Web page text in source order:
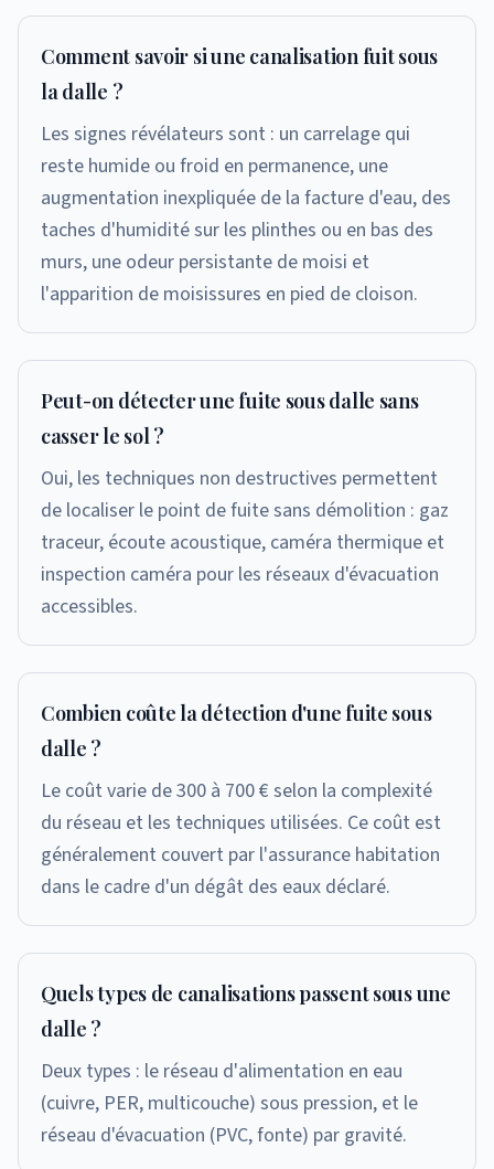
Comment savoir si une canalisation fuit sous
la dalle ?
Les signes révélateurs sont : un carrelage qui
reste humide ou froid en permanence, une
augmentation inexpliquée de la facture d'eau, des
taches d'humidité sur les plinthes ou en bas des
murs, une odeur persistante de moisi et
l'apparition de moisissures en pied de cloison.
Peut-on détecter une fuite sous dalle sans
casser le sol ?
Oui, les techniques non destructives permettent
de localiser le point de fuite sans démolition : gaz
traceur, écoute acoustique, caméra thermique et
inspection caméra pour les réseaux d'évacuation
accessibles.
Combien coûte la détection d'une fuite sous
dalle ?
Le coût varie de 300 à 700 € selon la complexité
du réseau et les techniques utilisées. Ce coût est
généralement couvert par l'assurance habitation
dans le cadre d'un dégât des eaux déclaré.
Quels types de canalisations passent sous une
dalle ?
Deux types : le réseau d'alimentation en eau
(cuivre, PER, multicouche) sous pression, et le
réseau d'évacuation (PVC, fonte) par gravité.